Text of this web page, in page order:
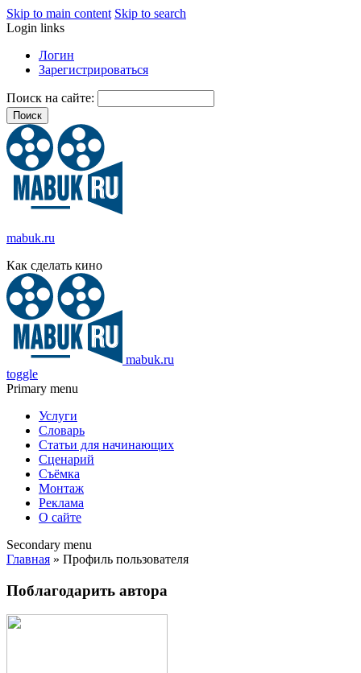
Skip to main content Skip to search
Login links
Логин
Зарегистрироваться
Поиск на сайте:
mabuk.ru
Как сделать кино
mabuk.ru
toggle
Primary menu
Услуги
Словарь
Статьи для начинающих
Сценарий
Съёмка
Монтаж
Реклама
О сайте
Secondary menu
Главная » Профиль пользователя
Поблагодарить автора